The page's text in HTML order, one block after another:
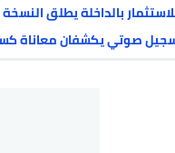
بالداخلة يطلق النسخة
صوتي يكشفان معاناة